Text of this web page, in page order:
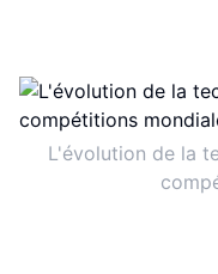
L'évolution de la